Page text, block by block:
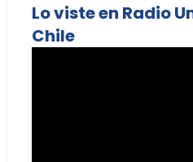
Lo viste en Radio
Chile